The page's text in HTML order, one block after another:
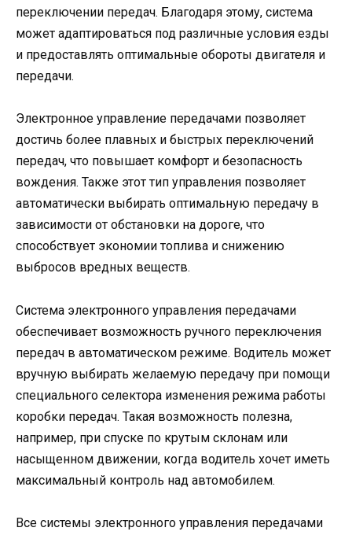
переключении передач. Благодаря этому, система
может адаптироваться под различные условия езды
и предоставлять оптимальные обороты двигателя и
передачи.
Электронное управление передачами позволяет
достичь более плавных и быстрых переключений
передач, что повышает комфорт и безопасность
вождения. Также этот тип управления позволяет
автоматически выбирать оптимальную передачу в
зависимости от обстановки на дороге, что
способствует экономии топлива и снижению
выбросов вредных веществ.
Система электронного управления передачами
обеспечивает возможность ручного переключения
передач в автоматическом режиме. Водитель может
вручную выбирать желаемую передачу при помощи
специального селектора изменения режима работы
коробки передач. Такая возможность полезна,
например, при спуске по крутым склонам или
насыщенном движении, когда водитель хочет иметь
максимальный контроль над автомобилем.
Все системы электронного управления передачами